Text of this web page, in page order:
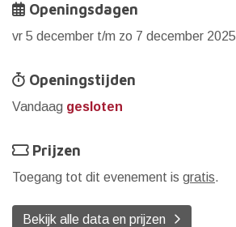
Openingsdagen
vr 5 december t/m zo 7 december 2025
Openingstijden
Vandaag gesloten
Prijzen
Toegang tot dit evenement is gratis.
Bekijk alle data en prijzen